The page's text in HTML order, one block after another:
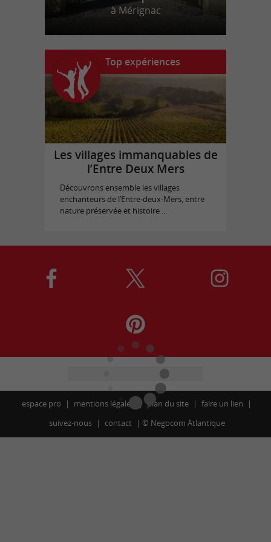
à Mérignac
Top expériences
Les villages immanquables de
l’Entre Deux Mers
Découvrons ensemble les villages
enchanteurs de l’Entre-deux-Mers, entre
nature préservée et histoire ...
espace pro mentions légales plan du site
faire un lien
suivez-nous
contact © Negocom Atlantique